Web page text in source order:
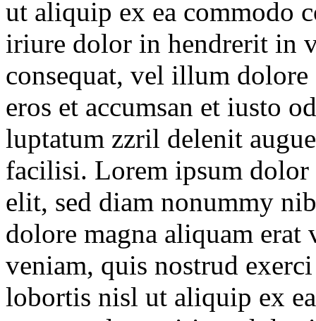
ut aliquip ex ea commodo
iriure dolor in hendrerit in
consequat, vel illum
eros et accumsan et iusto
luptatum zzril delenit
facilisi. Lorem ipsum dolor
elit, sed diam nonummy
dolore magna aliquam
veniam, quis nostrud
lobortis nisl ut aliquip ex